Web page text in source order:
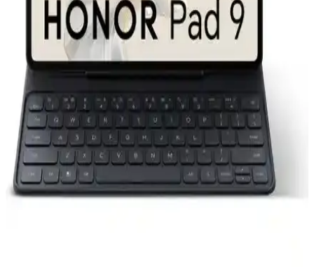
Samsung Galaxy Tab A9 Plus ve Xiaomi Redmi Pad
Pro Karşılaştırması
İki popüler tablet olan Samsung Galaxy Tab A9 Plus ve Xiaomi
Redmi Pad Pro'nun detaylı karşılaştırmasıyla, ekran, performans ve
fiyat açısından en iyi seçimi yapın.
Samsung Galaxy Tab A9 ve Xiaomi Redmi Pad 2
Karşılaştırması: Özellikler ve Performans Analizi
Samsung Galaxy Tab A9 ve Xiaomi Redmi Pad 2'nin özellikleri,
performansları ve kullanıcı yorumlarıyla detaylı karşılaştırması,
ihtiyaçlara en uygun tableti seçmenize yardımcı olur.
Samsung Galaxy Tab S9 FE Plus ve S9 FE Plus